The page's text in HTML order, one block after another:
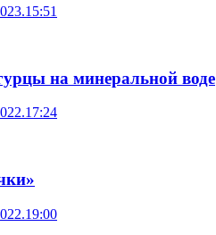
на минеральной воде